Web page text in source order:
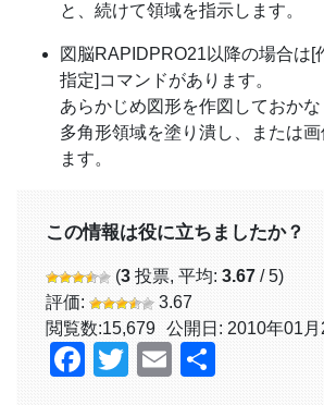
と、続けて領域を指示します。
図脳RAPIDPRO21以降の場合は[
指定]コマンドがあります。
あらかじめ図形を作図しておか
多角形領域を塗り潰し、または
ます。
この情報は役に立ちましたか？
(3 投票, 平均: 3.67 / 5)
評価:
3.67
閲覧数:15,679 公開日: 2010年01月
Facebook
TwitterEmail